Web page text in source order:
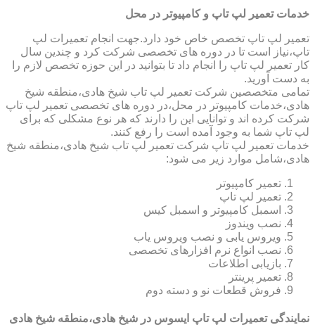
خدمات تعمیر لپ تاپ و کامپیوتر در محل
تعمیر لپ تاپ تخصص خاص خود دارد.جهت انجام تعمیرات لپ
تاپ،نیاز است تا در دوره های تخصصی شرکت کرد و چندین سال
کار تعمیر لپ تاپ را انجام داد تا بتوانید در این حوزه تخصص لازم را
به دست آورید.
تمامی متخصصین شرکت تعمیر لپ تاب شیخ هادی،منطقه شیخ
هادی،خدمات کامپیوتر در محل،در دوره های تخصصی تعمیر لپ تاپ
شرکت کرده اند و توانایی این را دارند که هر نوع مشکلی که برای
لپ تاپ شما به وجود آمده است را رفع کنند.
خدمات تعمیر لپ تاپ شرکت تعمیر لپ تاب شیخ هادی،منطقه شیخ
هادی،شامل موارد زیر می شود:
تعمیر کامپیوتر
تعمیر لپ تاپ
اسمبل کامپیوتر و اسمبل کیس
نصب ویندوز
ویروس یابی و نصب ویروس یاب
نصب انواع نرم افزارهای تخصصی
بازیابی اطلاعات
تعمیر پرینتر
فروش قطعات نو و دسته دوم
نمایندگی تعمیرات لپ تاپ ایسوس در شیخ هادی،منطقه شیخ هادی